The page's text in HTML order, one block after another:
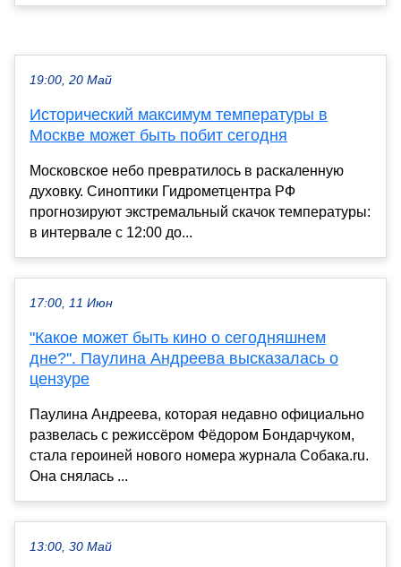
19:00, 20 Май
Исторический максимум температуры в
Москве может быть побит сегодня
Московское небо превратилось в раскаленную
духовку. Синоптики Гидрометцентра РФ
прогнозируют экстремальный скачок температуры:
в интервале с 12:00 до...
17:00, 11 Июн
"Какое может быть кино о сегодняшнем
дне?". Паулина Андреева высказалась о
цензуре
Паулина Андреева, которая недавно официально
развелась с режиссёром Фёдором Бондарчуком,
стала героиней нового номера журнала Собака.ru.
Она снялась ...
13:00, 30 Май